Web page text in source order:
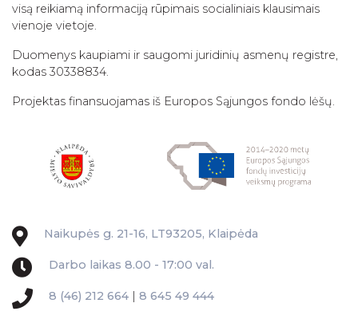
visą reikiamą informaciją rūpimais socialiniais klausimais
vienoje vietoje.
Duomenys kaupiami ir saugomi juridinių asmenų registre,
kodas 30338834.
Projektas finansuojamas iš Europos Sąjungos fondo lėšų.
Naikupės g. 21-16, LT93205, Klaipėda
Darbo laikas 8.00 - 17:00 val.
8 (46) 212 664 | 8 645 49 444